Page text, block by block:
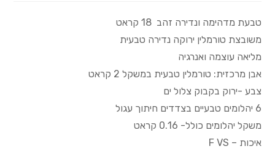
טבעת מדהימה ונדירה זהב 18 קראט
משובצת טורמלין ירוקה נדירה טבעית
מליאה עוצמה ואנרגיה
אבן מרכזית: טורמלין טבעית במשקל 2 קראט
צבע -ירוק בקבוק צלול ים
6 יהלומים טבעיים בצדדים חיתוך עגול
משקל יהלומים כולל- 0.16 קראט
איכות – F VS